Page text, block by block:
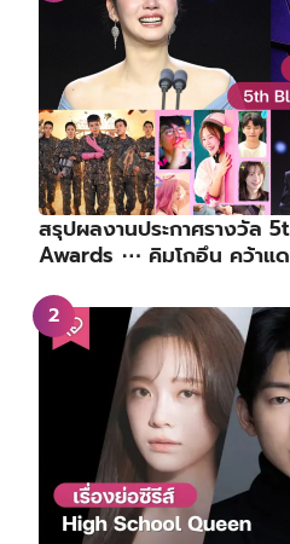
สรุปผลงานประกาศรางวัล
Awards ⋯ คิมโกอึน คว้าแ